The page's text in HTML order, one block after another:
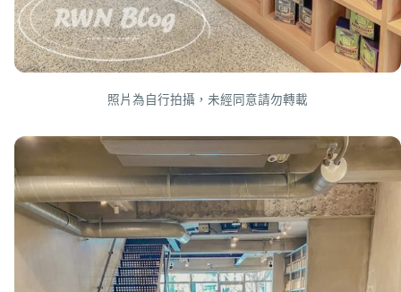
照片為自行拍攝，未經同意請勿轉載